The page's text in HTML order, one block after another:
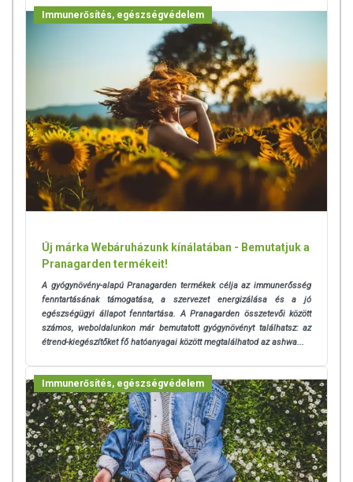
csomagolásán találják meg.
Az étrend-kiegészítők az érvényben levő európai uniós szabályozás
szerint élelmiszereknek minősülnek, amelyek a hagyományos étrend
kiegészítését szolgálják, és koncentrált formában tartalmaznak
tápanyagokat. Bár az étrend-kiegészítők kedvező élettani hatással
rendelkezhetnek, amely egyénenként eltérő lehet, jelölésük,
megjelenítésük, és reklámozásuk során nem engedélyezett a
készítményeknek betegséget megelőző vagy gyógyító hatást
tulajdonítani.
A termék nem helyettesíti a kiegyensúlyozott, vegyes étrendet és az
egészséges életmódot! A termék nem gyógyít betegségeket! A termék
használatát beszélje meg kezelőorvosával. Az ajánlott napi
fogyasztási mennyiséget ne lépje túl! Ne szedje a készítményt, ha az
összetevők bármelyikére érzékeny vagy allergiás! Kisgyermektől
elzárva tartandó!
Immunerősítés, egészségvédelem
Új márka Webáruházunk kínálatában - Bemutatjuk a
Pranagarden termékeit!
A gyógynövény-alapú Pranagarden termékek célja az immunerősség
fenntartásának támogatása, a szervezet energizálása és a jó
egészségügyi állapot fenntartása. A Pranagarden összetevői között
számos, weboldalunkon már bemutatott gyógynövényt találhatsz: az
étrend-kiegészítőket fő hatóanyagai között megtalálhatod az ashwa...
Immunerősítés, egészségvédelem